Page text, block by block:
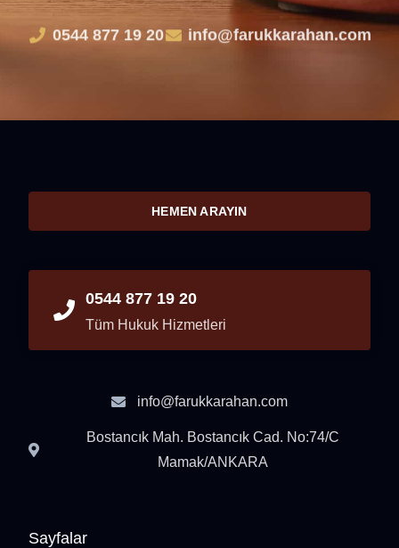
0544 877 19 20 info@farukkarahan.com
Sayfalar
HEMEN ARAYIN
0544 877 19 20
Tüm Hukuk Hizmetleri
info@farukkarahan.com
Bostancık Mah. Bostancık Cad. No:74/C
Mamak/ANKARA